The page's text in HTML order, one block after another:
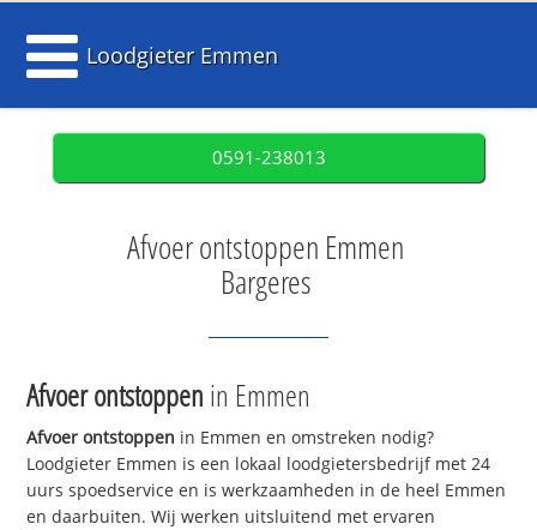
Loodgieter Emmen
0591-238013
Afvoer ontstoppen Emmen
Bargeres
Afvoer ontstoppen in Emmen
Afvoer ontstoppen in Emmen en omstreken nodig?
Loodgieter Emmen is een lokaal loodgietersbedrijf met 24
uurs spoedservice en is werkzaamheden in de heel Emmen
en daarbuiten. Wij werken uitsluitend met ervaren